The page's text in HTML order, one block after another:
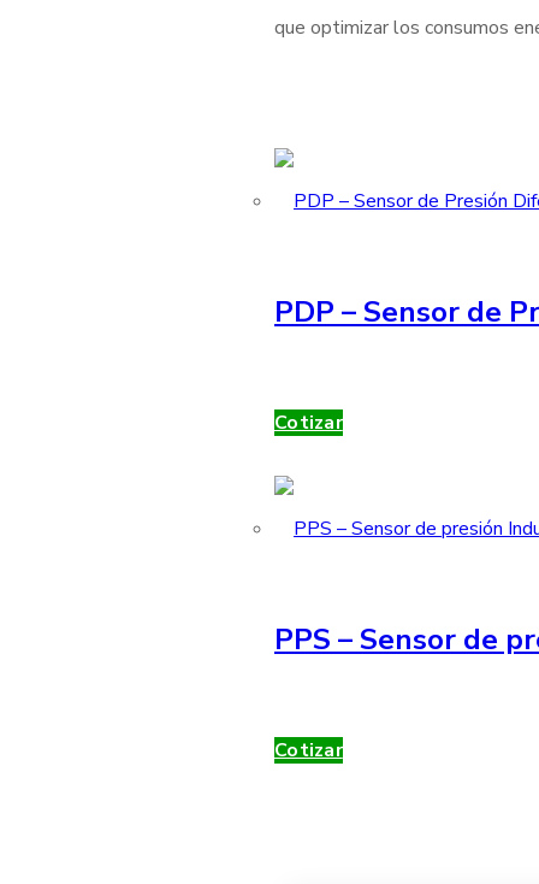
que optimizar los consumos
PDP – Sensor de
Cotizar
PPS – Sensor de
Cotizar